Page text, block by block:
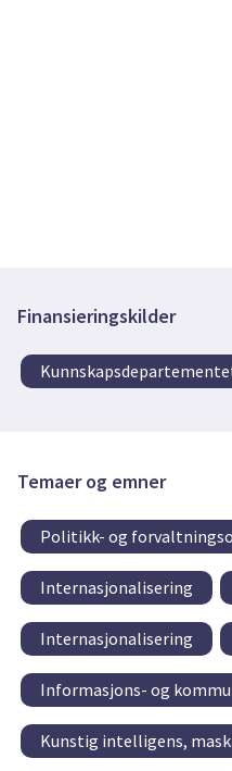
Finansieringskilder
Temaer og emner
Politikk- og
Internasjonalisering
Internasjonalisering
Informasjons- og
Kunstig intelligens,